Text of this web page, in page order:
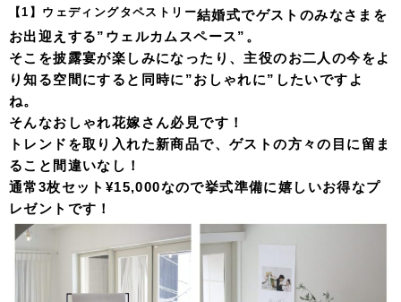
【1】ウェディングタペストリー結婚式でゲストのみなさまを
お出迎えする”ウェルカムスペース”。
そこを披露宴が楽しみになったり、主役のお二人の今をよ
り知る空間にすると同時に”おしゃれに”したいですよ
ね。
そんなおしゃれ花嫁さん必見です！
トレンドを取り入れた新商品で、ゲストの方々の目に留ま
ること間違いなし！
通常3枚セット¥15,000なので挙式準備に嬉しいお得なプ
レゼントです！